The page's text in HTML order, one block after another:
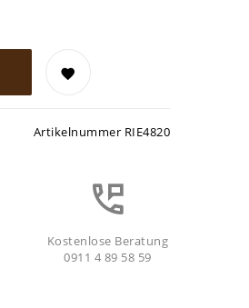
Artikelnummer RIE4820
Kostenlose Beratung
0911 4 89 58 59